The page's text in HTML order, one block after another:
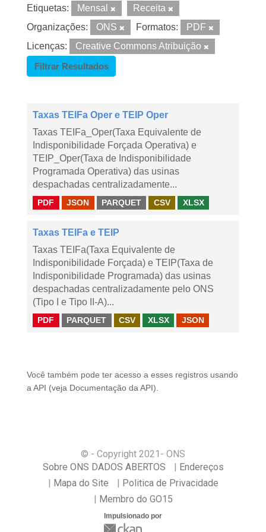
Etiquetas: Mensal
Receita
Organizações:
ONS Formatos:
PDF
Licenças:
Creative Commons Atribuição
Filtrar Resultados
Taxas TEIFa Oper e TEIP Oper
Taxas TEIFa_Oper(Taxa Equivalente de
Indisponibilidade Forçada Operativa) e
TEIP_Oper(Taxa de Indisponibilidade
Programada Operativa) das usinas
despachadas centralizadamente...
PDF JSON PARQUET CSV XLSX
Taxas TEIFa e TEIP
Taxas TEIFa(Taxa Equivalente de
Indisponibilidade Forçada) e TEIP(Taxa de
Indisponibilidade Programada) das usinas
despachadas centralizadamente pelo ONS
(Tipo I e Tipo II-A)...
PDF PARQUET CSV XLSX JSON
Você também pode ter acesso a esses registros usando
a API (veja Documentação da API ).
© - Copyright 2021 - ONS
Sobre ONS DADOS ABERTOS
Endereços
Mapa do Site
Politica de Privacidade
Membro do GO15
Impulsionado por